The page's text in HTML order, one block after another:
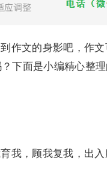
作文的身影吧，作
下面是小编精心整
，顾我复我，出入